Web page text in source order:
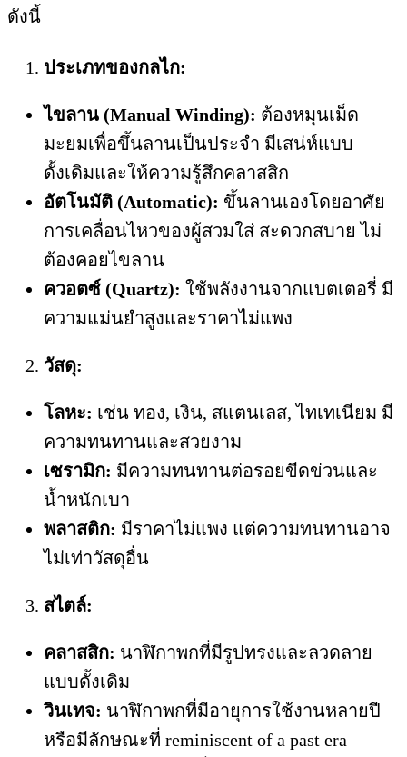
ดังนี้
ประเภทของกลไก:
ไขลาน (Manual Winding): ต้องหมุนเม็ด
มะยมเพื่อขึ้นลานเป็นประจำ มีเสน่ห์แบบ
ดั้งเดิมและให้ความรู้สึกคลาสสิก
อัตโนมัติ (Automatic): ขึ้นลานเองโดยอาศัย
การเคลื่อนไหวของผู้สวมใส่ สะดวกสบาย ไม่
ต้องคอยไขลาน
ควอตซ์ (Quartz): ใช้พลังงานจากแบตเตอรี่ มี
ความแม่นยำสูงและราคาไม่แพง
วัสดุ:
โลหะ: เช่น ทอง, เงิน, สแตนเลส, ไทเทเนียม มี
ความทนทานและสวยงาม
เซรามิก: มีความทนทานต่อรอยขีดข่วนและ
น้ำหนักเบา
พลาสติก: มีราคาไม่แพง แต่ความทนทานอาจ
ไม่เท่าวัสดุอื่น
สไตล์:
คลาสสิก: นาฬิกาพกที่มีรูปทรงและลวดลาย
แบบดั้งเดิม
วินเทจ: นาฬิกาพกที่มีอายุการใช้งานหลายปี
หรือมีลักษณะที่ reminiscent of a past era